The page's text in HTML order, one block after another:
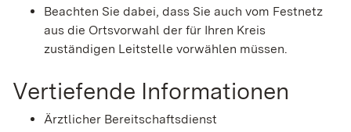
Beachten Sie dabei, dass Sie auch vom Festnetz
aus die Ortsvorwahl der für Ihren Kreis
zuständigen Leitstelle vorwählen müssen.
Vertiefende Informationen
Ärztlicher Bereitschaftsdienst